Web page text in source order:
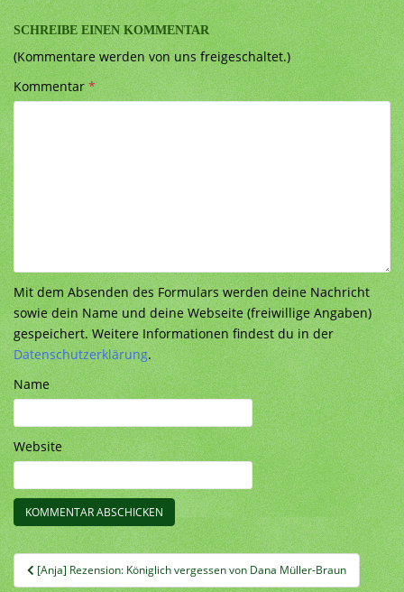
SCHREIBE EINEN KOMMENTAR
(Kommentare werden von uns freigeschaltet.)
Kommentar*
Mit dem Absenden des Formulars werden deine Nachricht
sowie dein Name und deine Webseite (freiwillige Angaben)
gespeichert. Weitere Informationen findest du in der
Datenschutzerklärung.
Name
Website
Beitragsnavigation
[Anja] Rezension: Königlich vergessen von Dana Müller-Braun